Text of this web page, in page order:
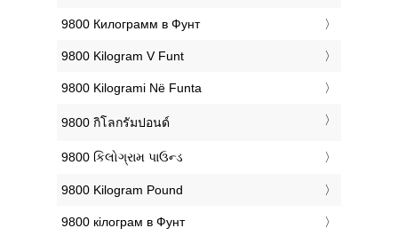
‎9800 Килограмм в Фунт
‎9800 Kilogram V Funt
‎9800 Kilogrami Në Funta
‎9800 กิโลกรัมปอนด์
‎9800 કિલોગ્રામ પાઉન્ડ
‎9800 Kilogram Pound
‎9800 кілограм в Фунт